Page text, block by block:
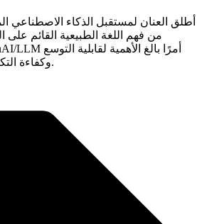
أطلق العنان لمستقبل الذكاء الاصطناعي
من فهم اللغة الطبيعية القائم على
وكفاءة التكلفة والقدرة على التكيف.